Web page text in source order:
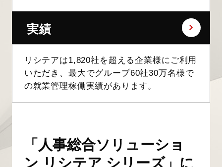
実績
リシテアは1,820社を超える企業様にご利用
いただき、最大でグループ60社30万名様で
の就業管理稼働実績があります。
「人事総合ソリューショ
ン リシテア シリーズ」に